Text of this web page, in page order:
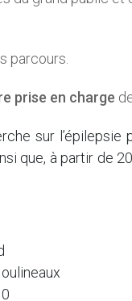
parcours.
prise en charge
sur l’épilepsie
que, à partir de